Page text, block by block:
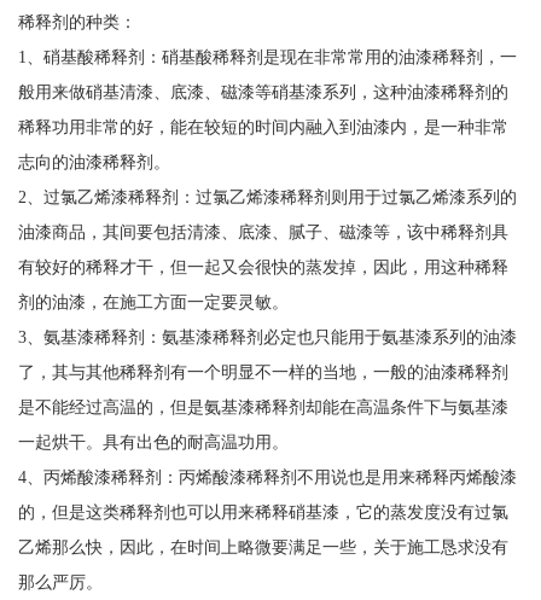
稀释剂的种类：
1、硝基酸稀释剂：硝基酸稀释剂是现在非常常用的油漆稀释剂，一
般用来做硝基清漆、底漆、磁漆等硝基漆系列，这种油漆稀释剂的
稀释功用非常的好，能在较短的时间内融入到油漆内，是一种非常
志向的油漆稀释剂。
2、过氯乙烯漆稀释剂：过氯乙烯漆稀释剂则用于过氯乙烯漆系列的
油漆商品，其间要包括清漆、底漆、腻子、磁漆等，该中稀释剂具
有较好的稀释才干，但一起又会很快的蒸发掉，因此，用这种稀释
剂的油漆，在施工方面一定要灵敏。
3、氨基漆稀释剂：氨基漆稀释剂必定也只能用于氨基漆系列的油漆
了，其与其他稀释剂有一个明显不一样的当地，一般的油漆稀释剂
是不能经过高温的，但是氨基漆稀释剂却能在高温条件下与氨基漆
一起烘干。具有出色的耐高温功用。
4、丙烯酸漆稀释剂：丙烯酸漆稀释剂不用说也是用来稀释丙烯酸漆
的，但是这类稀释剂也可以用来稀释硝基漆，它的蒸发度没有过氯
乙烯那么快，因此，在时间上略微要满足一些，关于施工恳求没有
那么严厉。